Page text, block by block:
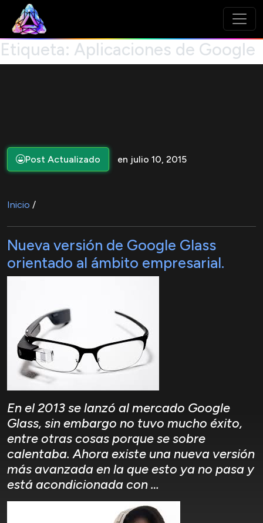
Etiqueta: Aplicaciones de Google
Post Actualizado en julio 10, 2015
Inicio /
Nueva versión de Google Glass
orientado al ámbito empresarial.
En el 2013 se lanzó al mercado Google
Glass, sin embargo no tuvo mucho éxito,
entre otras cosas porque se sobre
calentaba. Ahora existe una nueva versión
más avanzada en la que esto ya no pasa y
está acondicionada con …